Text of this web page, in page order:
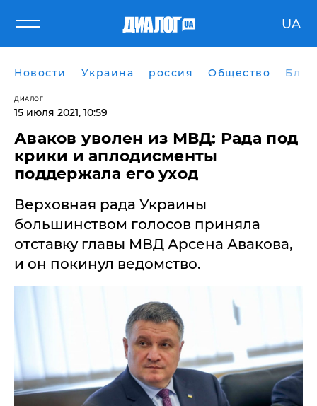
UA
Новости Украина россия Общество
ДИАЛОГ
15 июля 2021, 10:59
Аваков уволен из МВД: Рада под
крики и аплодисменты
поддержала его уход
Верховная рада Украины
большинством голосов приняла
отставку главы МВД Арсена Авакова,
и он покинул ведомство.